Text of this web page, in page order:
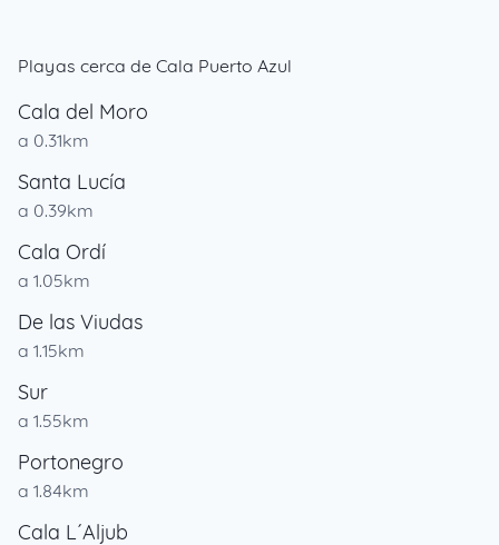
Playas cerca de Cala Puerto Azul
Cala del Moro
a 0.31km
Santa Lucía
a 0.39km
Cala Ordí
a 1.05km
De las Viudas
a 1.15km
Sur
a 1.55km
Portonegro
a 1.84km
Cala L´Aljub